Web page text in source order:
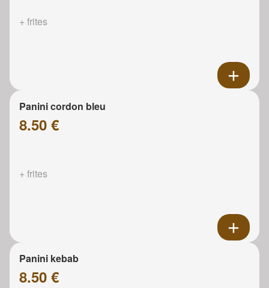
+ frites
Panini cordon bleu
8.50 €
+ frites
Panini kebab
8.50 €